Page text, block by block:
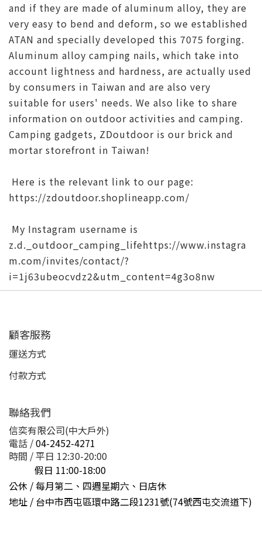
and if they are made of aluminum alloy, they are
very easy to bend and deform, so we established
ATAN and specially developed this 7075 forging.
Aluminum alloy camping nails, which take into
account lightness and hardness, are actually used
by consumers in Taiwan and are also very
suitable for users' needs. We also like to share
information on outdoor activities and camping.
Camping gadgets, ZDoutdoor is our brick and
mortar storefront in Taiwan!
Here is the relevant link to our page:
https://zdoutdoor.shoplineapp.com/
My Instagram username is
z.d._outdoor_camping_lifehttps://www.instagra
m.com/invites/contact/?
i=1j63ubeocvdz2&utm_content=4g3o8nw
顧客服務
運送方式
付款方式
聯絡我們
信奕有限公司(中大戶外)
電話 /04-2452-4271
時間 / 平日 12:30-20:00
假日 11:00-18:00
公休 / 每月第二、四週星期六、日店休
地址 / 台中市西屯區環中路二段1231號(74號西屯交流道下)